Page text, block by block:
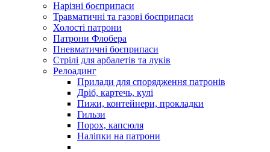
Нарізні боєприпаси
Травматичні та газові боєприпаси
Холості патрони
Патрони Флобера
Пневматичні боєприпаси
Стрілі для арбалетів та луків
Релоадинг
Прилади для спорядження патронів
Дріб, картечь, кулі
Пижи, контейнери, прокладки
Гильзи
Порох, капсюля
Наліпки на патрони